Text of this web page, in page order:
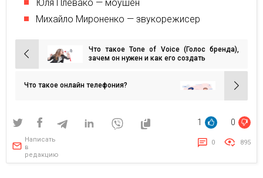
Юля Плевако — моушен
Михайло Мироненко — звукорежисер
Навигация
по
записям
Что такое Tone of Voice (Голос бренда),
зачем он нужен и как его создать
Что такое онлайн телефония?
1 0
Написать
в
редакцию
0 895